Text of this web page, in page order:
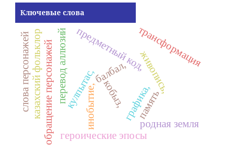
Ключевые слова
живопись,
графика,
кобыз,
балбал,
кулпытас,
предметный код,
инобытие, память
перевод аллюзий трансформация
обращение персонажей родная земля
казахский фольклор
героические эпосы
слова персонажей